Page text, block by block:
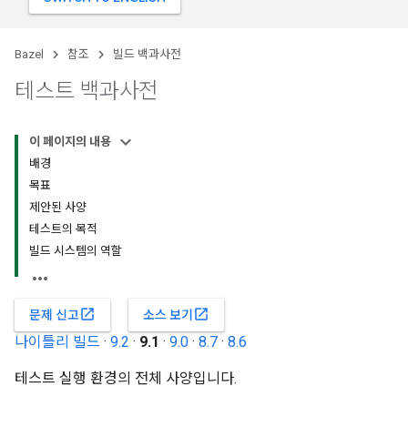
Bazel 참조 빌드 백과사전
테스트 백과사전
이 페이지의 내용
배경
목표
제안된 사양
테스트의 목적
빌드 시스템의 역할
문제 신고open_in_new 소스 보기 open_in_new
나이틀리 빌드 · 9.2 · 9.1 · 9.0 · 8.7 · 8.6
테스트 실행 환경의 전체 사양입니다.